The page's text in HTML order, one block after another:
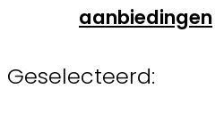
aanbiedingen
Geselecteerd: